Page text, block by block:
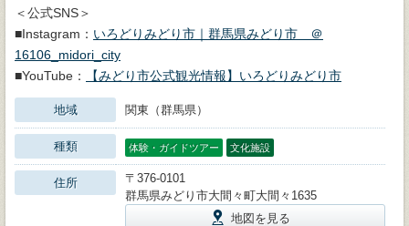
＜公式SNS＞
■Instagram： いろどりみどり市｜群馬県みどり市 ＠
16106_midori_city
■YouTube：
【みどり市公式観光情報】いろどりみどり市
地域 関東（群馬県）
種類 体験・ガイドツアー 文化施設
住所
〒376-0101
群馬県みどり市大間々町大間々1635
地図を見る